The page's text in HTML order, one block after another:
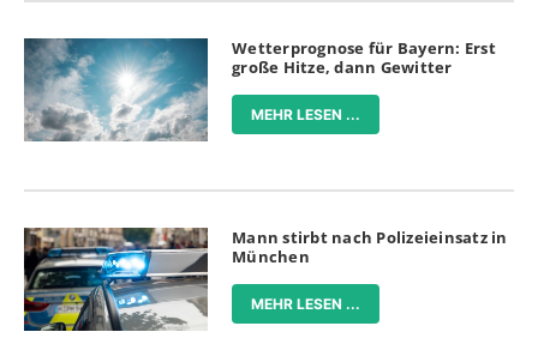
Wetterprognose für Bayern: Erst
große Hitze, dann Gewitter
MEHR LESEN ...
Mann stirbt nach Polizeieinsatz in
München
MEHR LESEN ...